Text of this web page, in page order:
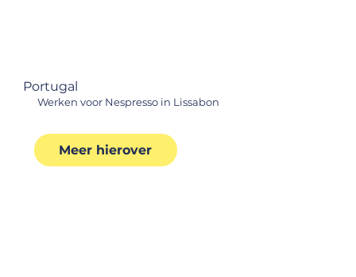
Portugal
Werken voor Nespresso in Lissabon
Meer hierover